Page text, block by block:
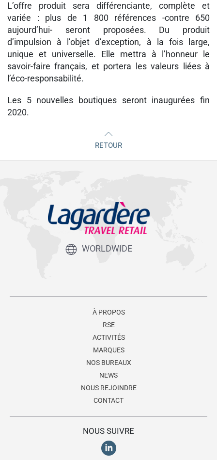
L’offre produit sera différenciante, complète et
variée : plus de 1 800 références -contre 650
aujourd’hui- seront proposées. Du produit
d’impulsion à l’objet d’exception, à la fois large,
unique et universelle. Elle mettra à l’honneur le
savoir-faire français, et portera les valeurs liées à
l’éco-responsabilité.
Les 5 nouvelles boutiques seront inaugurées fin
2020.
RETOUR
WORLDWIDE
À PROPOS
RSE
ACTIVITÉS
MARQUES
NOS BUREAUX
NEWS
NOUS REJOINDRE
CONTACT
NOUS SUIVRE